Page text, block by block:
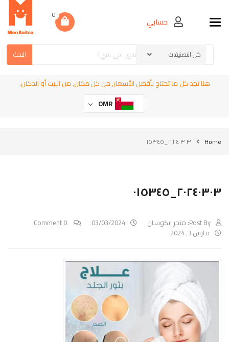
Toggle navigationحسابي
0
البحث
هنا تجد كل ما تحتاج بأفضل الأسعار, من كل مكان, من البيت أو الدكان.
OMR
Home ٢٠٢٤٠٣٠٣_٠١٥٣٤٥
٢٠٢٤٠٣٠٣_٠١٥٣٤٥
Post By: متجر ايكوسان 03/03/2024
مارس 3, 2024